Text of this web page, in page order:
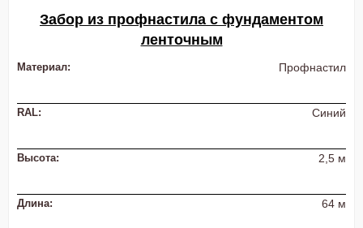
Забор из профнастила с фундаментом
ленточным
Материал: Профнастил
RAL: Синий
Высота: 2,5 м
Длина: 64 м